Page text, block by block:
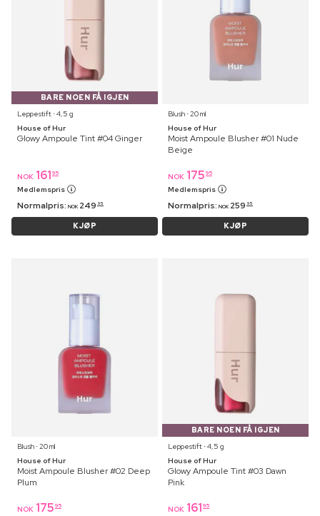
BARE NOEN FÅ IGJEN
Leppestift ⋅ 4,5 g
House of Hur
Glowy Ampoule Tint #04 Ginger
NOK 161 95
Medlemspris
Normalpris: NOK 249 95
KJØP
Blush ⋅ 20 ml
House of Hur
Moist Ampoule Blusher #01 Nude
Beige
NOK 175 95
Medlemspris
Normalpris: NOK 259 95
KJØP
Blush ⋅ 20 ml
House of Hur
Moist Ampoule Blusher #02 Deep
Plum
NOK 175 95
BARE NOEN FÅ IGJEN
Leppestift ⋅ 4,5 g
House of Hur
Glowy Ampoule Tint #03 Dawn
Pink
NOK 161 95